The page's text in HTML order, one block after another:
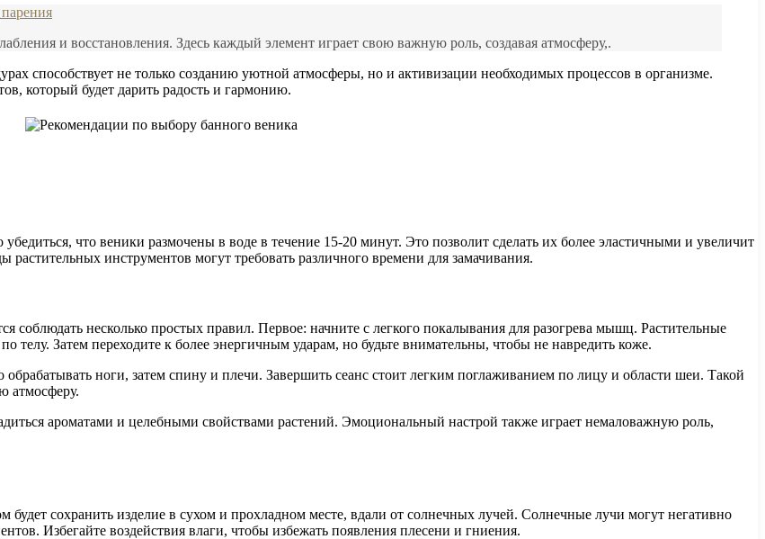
и восстановления. Здесь каждый элемент играет свою важную роль, создавая атмосферу,.
способствует не только созданию уютной атмосферы, но и активизации необходимых процессов в организме.
который будет дарить радость и гармонию.
что веники размочены в воде в течение 15-20 минут. Это позволит сделать их более эластичными и увеличит
инструментов могут требовать различного времени для замачивания.
соблюдать несколько простых правил. Первое: начните с легкого покалывания для разогрева мышц. Растительные
Затем переходите к более энергичным ударам, но будьте внимательны, чтобы не навредить коже.
ноги, затем спину и плечи. Завершить сеанс стоит легким поглаживанием по лицу и области шеи. Такой
атмосферу.
ароматами и целебными свойствами растений. Эмоциональный настрой также играет немаловажную роль,
сохранить изделие в сухом и прохладном месте, вдали от солнечных лучей. Солнечные лучи могут негативно
Избегайте воздействия влаги, чтобы избежать появления плесени и гниения.